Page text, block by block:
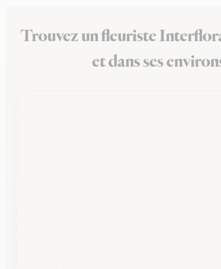
Trouvez un fleuriste
et dans ses